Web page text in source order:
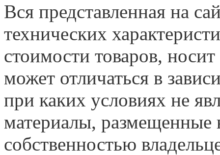
Вся представленная на
технических
стоимости товаров,
может отличаться в
при каких условиях не
материалы, размещенные
собственностью